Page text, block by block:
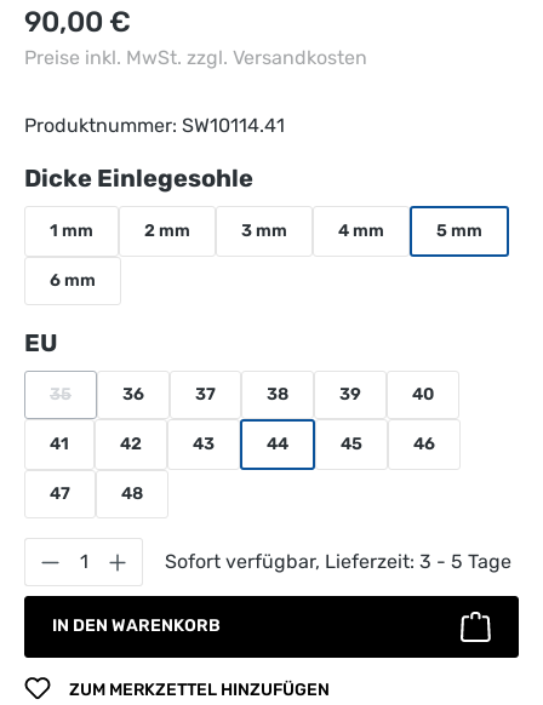
Regulärer Preis:
90,00 €
Preise inkl. MwSt. zzgl. Versandkosten
Produktnummer: SW10114.41
Dicke Einlegesohleauswählen
1 mm 2 mm 3 mm 4 mm 5 mm
6 mm
EU
35
(Diese Option ist zurzeit nicht verfügbar.)
36 37 38 39 40
41 42 43 44 45 46
47 48
Produkt Anzahl: Gib den gewünschten
Sofort verfügbar, Lieferzeit: 3 - 5 Tage
IN DEN WARENKORB
ZUM MERKZETTEL HINZUFÜGEN